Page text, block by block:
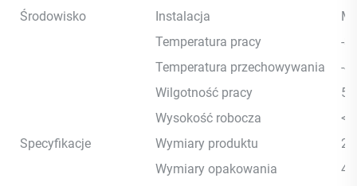
Środowisko
Instalacja
Temperatura pracy
-
Temperatura przechowywania
-
Wilgotność pracy
Wysokość robocza
Specyfikacje
Wymiary produktu
Wymiary opakowania